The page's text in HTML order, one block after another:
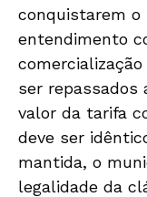
conquistarem o
entendimento
ser repassados
valor da tarifa
deve ser
mantida, o
legalidade da